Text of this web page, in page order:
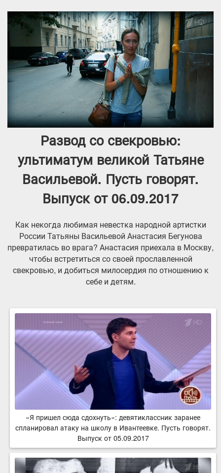
Развод со свекровью:
ультиматум великой Татьяне
Васильевой. Пусть говорят.
Выпуск от 06.09.2017
Как некогда любимая невестка народной артистки
России Татьяны Васильевой Анастасия Бегунова
превратилась во врага? Анастасия приехала в Москву,
чтобы встретиться со своей прославленной
свекровью, и добиться милосердия по отношению к
себе и детям.
«Я пришел сюда сдохнуть»: девятиклассник заранее
спланировал атаку на школу в Ивантеевке. Пусть говорят.
Выпуск от 05.09.2017